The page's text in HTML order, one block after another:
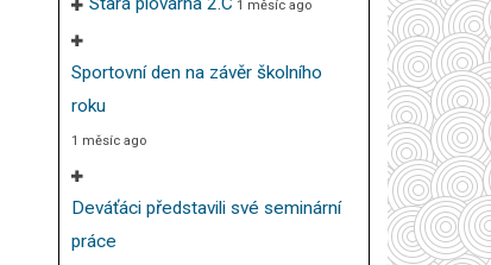
1 měsíc ago
Sportovní den na závěr školního
roku
1 měsíc ago
Deváťáci představili své seminární
práce